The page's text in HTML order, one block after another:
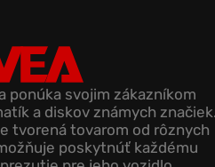
ponúka svojim zákazníkom
a diskov známych značiek.
tvorená tovarom od rôznych
poskytnúť každému